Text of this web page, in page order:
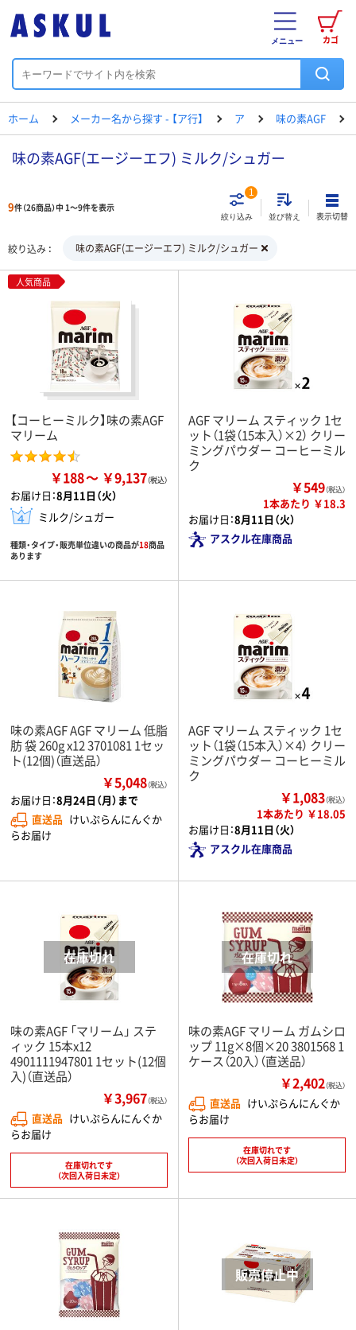
カゴ
メニュー
ホーム メーカー名から探す - 【ア行】 ア 味の素AGF
味の素AGF(エージーエフ) ミルク/シュガー
9件（26商品）中 1～9件を表示
絞り込み
1
並び替え 表示切替
絞り込み 味の素AGF(エージーエフ) ミルク/シュガー
人気商品
【コーヒーミルク】味の素AGF
マリーム
￥188 ￥9,137
お届け日：8月11日（火）
ミルク/シュガー
種類・タイプ・販売単位違いの商品が18商品
あります
AGF マリーム スティック 1セ
ット（1袋（15本入）×2） クリー
ミングパウダー コーヒーミル
ク
￥549（税込）
1本あたり ￥18.3
お届け日：8月11日（火）
アスクル在庫商品
味の素AGF AGF マリーム 低脂
肪 袋 260g x12 3701081 1セッ
ト(12個)（直送品）
￥5,048（税込）
お届け日：8月24日（月）まで
直送品 けいぷらんにんぐか
らお届け
AGF マリーム スティック 1セ
ット（1袋（15本入）×4） クリー
ミングパウダー コーヒーミル
ク
￥1,083（税込）
1本あたり ￥18.05
お届け日：8月11日（火）
アスクル在庫商品
味の素AGF 「マリーム」 ステ
ィック 15本x12
4901111947801 1セット(12個
入)（直送品）
￥3,967（税込）
直送品 けいぷらんにんぐか
らお届け
在庫切れです
（次回入荷日未定）
味の素AGF マリーム ガムシロ
ップ 11g×8個×20 3801568 1
ケース（20入）（直送品）
￥2,402（税込）
直送品 けいぷらんにんぐか
らお届け
在庫切れです
（次回入荷日未定）